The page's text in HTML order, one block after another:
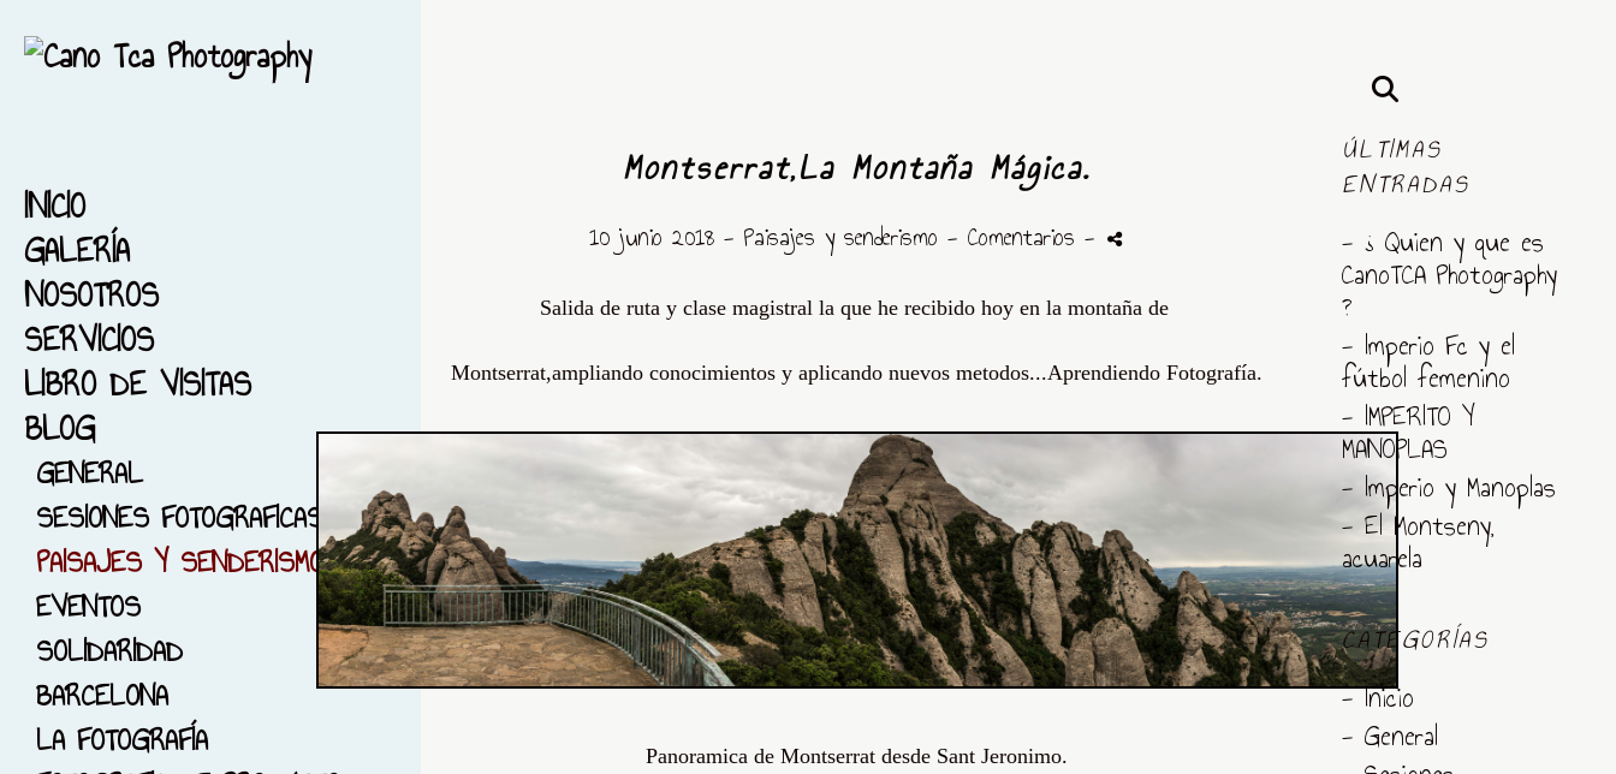
INICIO
GALERÍA
1-ACUARELA-BARCELONA
2-EL MAR...ACUARELA
3-ACUARELA FIESTA MAYOR
4-FONDO NEGRO
5-ACUARELIZANDO MI
CIUDAD
6-PHOTO RUNNING
7-GUIMERA, LLEIDA
8-SOLO ROJO...
9-JARDINES
10-DIMONIS Y BRUIXES
NOSOTROS
SERVICIOS
LIBRO DE VISITAS
BLOG
GENERAL
SESIONES FOTOGRAFICAS
PAISAJES Y SENDERISMO
EVENTOS
SOLIDARIDAD
BARCELONA
LA FOTOGRAFÍA
Montserrat,La Montaña Mágica.
10 junio 2018 -Paisajes y senderismo - Comentarios-
Salida de ruta y clase magistral la que he recibido hoy en la montaña de
Montserrat,ampliando conocimientos y aplicando nuevos metodos...Aprendiendo Fotografía.
Panoramica de Montserrat desde Sant Jeronimo.
ÚLTIMAS
ENTRADAS
- ¿ Quien y que es
CanoTCA Photography
?
- Imperio Fc y el
fútbol femenino
- IMPERITO Y
MANOPLAS
- Imperio y Manoplas
- El Montseny,
acuarela
CATEGORÍAS
- Inicio
- General